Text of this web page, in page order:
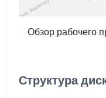
Обзор рабочего
Структура